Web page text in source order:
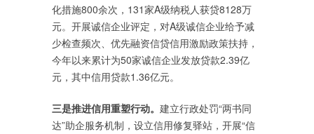
化措施800余次，131家A级纳税人获贷8128万
元。开展诚信企业评定，对A级诚信企业给予减
少检查频次、优先融资信贷信用激励政策扶持，
今年以来累计为50家诚信企业发放贷款2.39亿
元，其中信用贷款1.36亿元。
三是推进信用重塑行动。 建立行政处罚“两书同
达”助企服务机制，设立信用修复驿站，开展“信